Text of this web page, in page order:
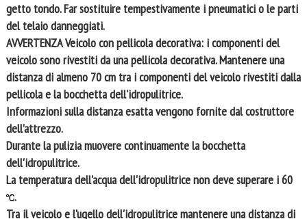
getto tondo. Far sostituire tempestivamente i pneumatici o le parti
del telaio danneggiati.
AVVERTENZAVeicolo con pellicola decorativa: i componenti del
veicolo sono rivestiti da una pellicola decorativa. Mantenere una
distanza di almeno 70 cm tra i componenti del veicolo rivestiti dalla
pellicola e la bocchetta dell'idropulitrice.
Informazioni sulla distanza esatta vengono fornite dal costruttore
dell'attrezzo.
Durante la pulizia muovere continuamente la bocchetta
dell'idropulitrice.
La temperatura dell'acqua dell'idropulitrice non deve superare i 60
.
Tra il veicolo e l'ugello dell'idropulitrice mantenere una distanza di